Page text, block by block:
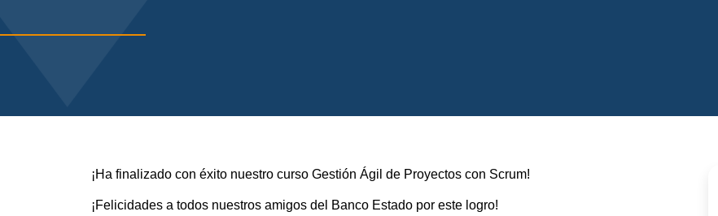
¡Ha finalizado con éxito nuestro curso Gestión Ágil de Proyectos con Scrum!
¡Felicidades a todos nuestros amigos del Banco Estado por este logro!